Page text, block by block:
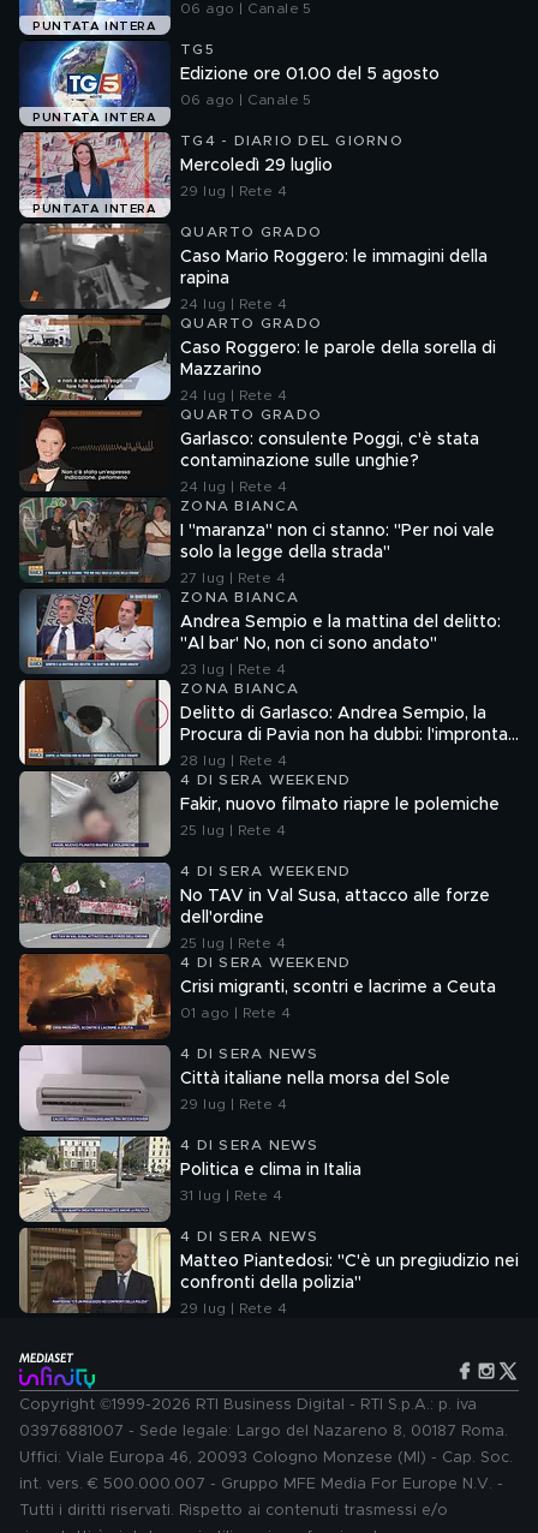
PUNTATA INTERA
06 ago | Canale 5
PUNTATA INTERA
TG5
Edizione ore 01.00 del 5 agosto
06 ago | Canale 5
PUNTATA INTERA
TG4 - DIARIO DEL GIORNO
Mercoledì 29 luglio
29 lug | Rete 4
QUARTO GRADO
Caso Mario Roggero: le immagini della
rapina
24 lug | Rete 4
QUARTO GRADO
Caso Roggero: le parole della sorella di
Mazzarino
24 lug | Rete 4
QUARTO GRADO
Garlasco: consulente Poggi, c'è stata
contaminazione sulle unghie?
24 lug | Rete 4
ZONA BIANCA
I "maranza" non ci stanno: "Per noi vale
solo la legge della strada"
27 lug | Rete 4
ZONA BIANCA
Andrea Sempio e la mattina del delitto:
"Al bar' No, non ci sono andato"
23 lug | Rete 4
ZONA BIANCA
Delitto di Garlasco: Andrea Sempio, la
Procura di Pavia non ha dubbi: l'impronta
33 è la pistola fumante
28 lug | Rete 4
4 DI SERA WEEKEND
Fakir, nuovo filmato riapre le polemiche
25 lug | Rete 4
4 DI SERA WEEKEND
No TAV in Val Susa, attacco alle forze
dell'ordine
25 lug | Rete 4
4 DI SERA WEEKEND
Crisi migranti, scontri e lacrime a Ceuta
01 ago | Rete 4
4 DI SERA NEWS
Città italiane nella morsa del Sole
29 lug | Rete 4
4 DI SERA NEWS
Politica e clima in Italia
31 lug | Rete 4
4 DI SERA NEWS
Matteo Piantedosi: "C'è un pregiudizio nei
confronti della polizia"
29 lug | Rete 4
Copyright ©1999-2026 RTI Business Digital - RTI S.p.A.: p. iva
03976881007 - Sede legale: Largo del Nazareno 8, 00187 Roma.
Uffici: Viale Europa 46, 20093 Cologno Monzese (MI) - Cap. Soc.
int. vers. € 500.000.007 - Gruppo MFE Media For Europe N.V. -
Tutti i diritti riservati. Rispetto ai contenuti trasmessi e/o